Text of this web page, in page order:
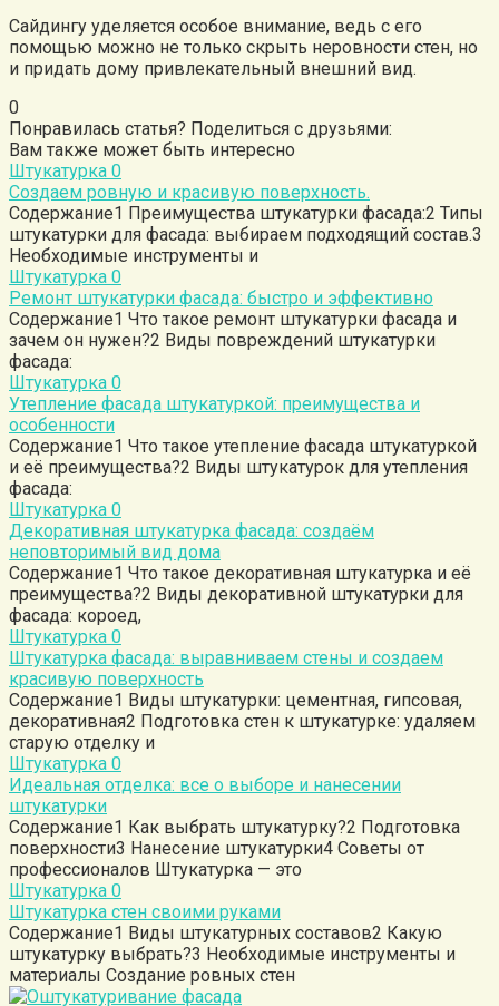
Сайдингу уделяется особое внимание, ведь с его
помощью можно не только скрыть неровности стен, но
и придать дому привлекательный внешний вид.
0
Понравилась статья? Поделиться с друзьями:
Вам также может быть интересно
Штукатурка 0
Создаем ровную и красивую поверхность.
Содержание1 Преимущества штукатурки фасада:2 Типы
штукатурки для фасада: выбираем подходящий состав.3
Необходимые инструменты и
Штукатурка 0
Ремонт штукатурки фасада: быстро и эффективно
Содержание1 Что такое ремонт штукатурки фасада и
зачем он нужен?2 Виды повреждений штукатурки
фасада:
Штукатурка 0
Утепление фасада штукатуркой: преимущества и
особенности
Содержание1 Что такое утепление фасада штукатуркой
и её преимущества?2 Виды штукатурок для утепления
фасада:
Штукатурка 0
Декоративная штукатурка фасада: создаём
неповторимый вид дома
Содержание1 Что такое декоративная штукатурка и её
преимущества?2 Виды декоративной штукатурки для
фасада: короед,
Штукатурка 0
Штукатурка фасада: выравниваем стены и создаем
красивую поверхность
Содержание1 Виды штукатурки: цементная, гипсовая,
декоративная2 Подготовка стен к штукатурке: удаляем
старую отделку и
Штукатурка 0
Идеальная отделка: все о выборе и нанесении
штукатурки
Содержание1 Как выбрать штукатурку?2 Подготовка
поверхности3 Нанесение штукатурки4 Советы от
профессионалов Штукатурка — это
Штукатурка 0
Штукатурка стен своими руками
Содержание1 Виды штукатурных составов2 Какую
штукатурку выбрать?3 Необходимые инструменты и
материалы Создание ровных стен